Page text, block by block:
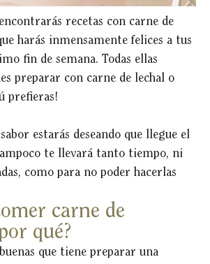
recetas con carne de
harás inmensamente felices a tus
fin de semana. Todas ellas
preparar con carne de lechal o
prefieras!
estarás deseando que llegue el
te llevará tanto tiempo, ni
como para no poder hacerlas
carne de
qué?
que tiene preparar una